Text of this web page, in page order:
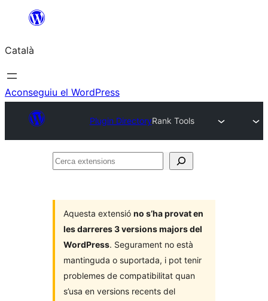
contingut
Català
Aconseguiu el WordPress
Plugin DirectoryRank Tools
Cerca
Aquesta extensió no s’ha provat en
les darreres 3 versions majors del
WordPress. Segurament no està
mantinguda o suportada, i pot tenir
problemes de compatibilitat quan
s’usa en versions recents del